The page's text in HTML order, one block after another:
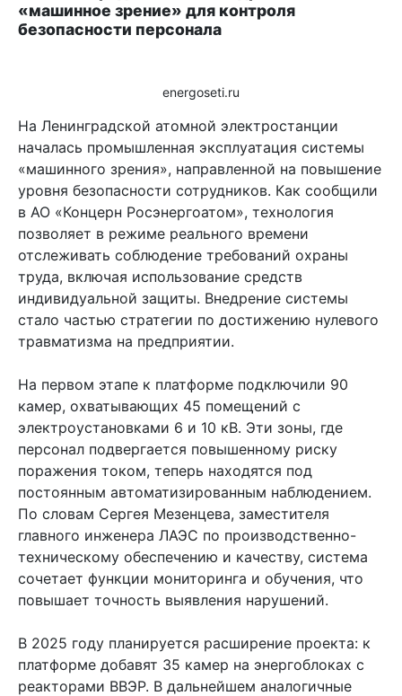
«машинное зрение» для контроля
безопасности персонала
energoseti.ru
На Ленинградской атомной электростанции
началась промышленная эксплуатация системы
«машинного зрения», направленной на повышение
уровня безопасности сотрудников. Как сообщили
в АО «Концерн Росэнергоатом», технология
позволяет в режиме реального времени
отслеживать соблюдение требований охраны
труда, включая использование средств
индивидуальной защиты. Внедрение системы
стало частью стратегии по достижению нулевого
травматизма на предприятии.
На первом этапе к платформе подключили 90
камер, охватывающих 45 помещений с
электроустановками 6 и 10 кВ. Эти зоны, где
персонал подвергается повышенному риску
поражения током, теперь находятся под
постоянным автоматизированным наблюдением.
По словам Сергея Мезенцева, заместителя
главного инженера ЛАЭС по производственно-
техническому обеспечению и качеству, система
сочетает функции мониторинга и обучения, что
повышает точность выявления нарушений.
В 2025 году планируется расширение проекта: к
платформе добавят 35 камер на энергоблоках с
реакторами ВВЭР. В дальнейшем аналогичные